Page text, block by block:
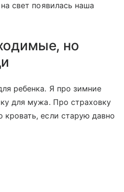
свет появилась наша
но
ребенка. Я про зимние
для мужа. Про страховку
если старую давно